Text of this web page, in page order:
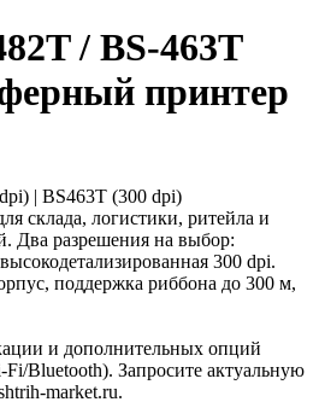
/ BS-463T
принтер
| BS463T (300 dpi)
склада, логистики, ритейла и
Два разрешения на выбор:
300 dpi.
поддержка риббона до 300 м,
и дополнительных опций
Fi/Bluetooth). Запросите актуальную
market.ru.